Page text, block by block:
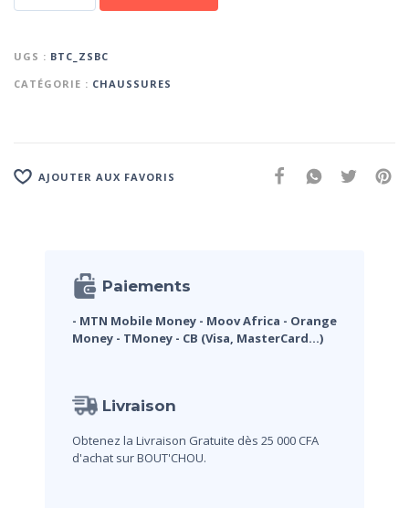
UGS : BTC_ZSBC
CATÉGORIE : CHAUSSURES
AJOUTER AUX FAVORIS
Paiements
- MTN Mobile Money - Moov Africa - Orange
Money - TMoney - CB (Visa, MasterCard...)
Livraison
Obtenez la Livraison Gratuite dès 25 000 CFA
d'achat sur BOUT'CHOU.